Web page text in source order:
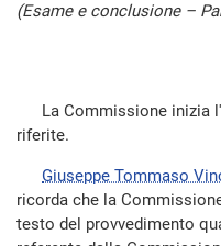
(Esame e conclusione –
La Commissione inizia
riferite.
Giuseppe Tommaso
ricorda che la
testo del provvedimento